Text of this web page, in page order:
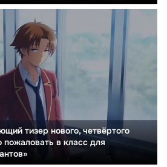
тизер нового, четвёртого
пожаловать в класс для